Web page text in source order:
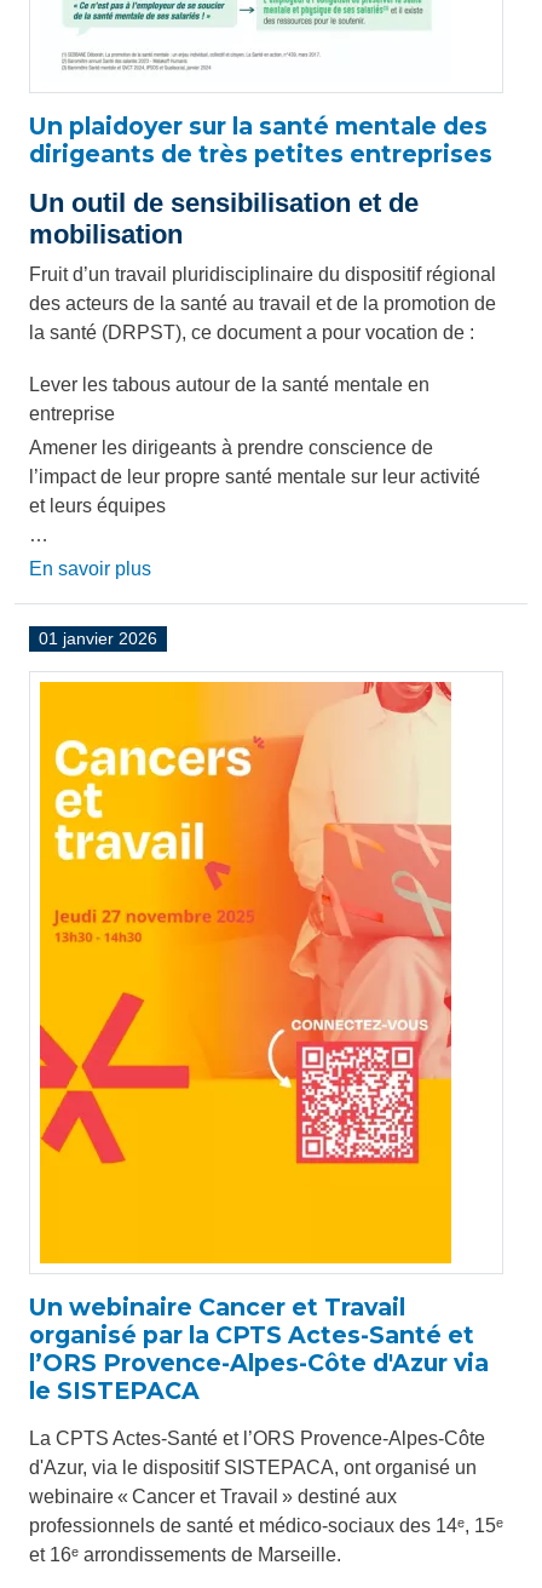
Un plaidoyer sur la santé mentale des
dirigeants de très petites entreprises
Un outil de sensibilisation et de
mobilisation
Fruit d’un travail pluridisciplinaire du dispositif régional
des acteurs de la santé au travail et de la promotion de
la santé (DRPST), ce document a pour vocation de :
Lever les tabous autour de la santé mentale en
entreprise
Amener les dirigeants à prendre conscience de
l’impact de leur propre santé mentale sur leur activité
et leurs équipes
…
En savoir plus
01 janvier 2026
Un webinaire Cancer et Travail
organisé par la CPTS Actes-Santé et
l’ORS Provence-Alpes-Côte d'Azur via
le SISTEPACA
La CPTS Actes-Santé et l’ORS Provence-Alpes-Côte
d'Azur, via le dispositif SISTEPACA, ont organisé un
webinaire « Cancer et Travail » destiné aux
professionnels de santé et médico-sociaux des 14ᵉ, 15ᵉ
et 16ᵉ arrondissements de Marseille.